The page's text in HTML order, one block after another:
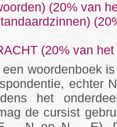
(20% van
(20% van
woordenboek
echter
het
de cursist